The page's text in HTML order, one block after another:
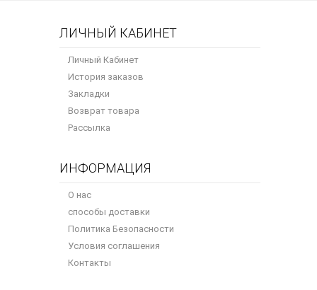
ЛИЧНЫЙ КАБИНЕТ
Личный Кабинет
История заказов
Закладки
Возврат товара
Рассылка
ИНФОРМАЦИЯ
О нас
способы доставки
Политика Безопасности
Условия соглашения
Контакты